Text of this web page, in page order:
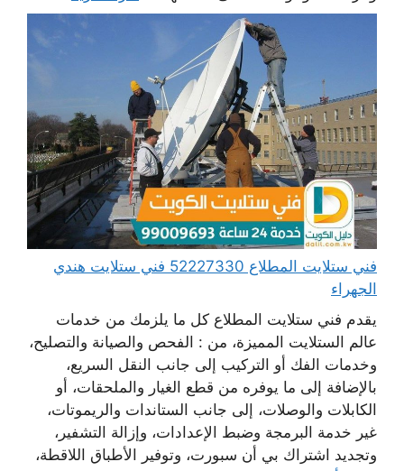
فني ستلايت المطلاع 52227330 فني ستلايت هندي
الجهراء
يقدم فني ستلايت المطلاع كل ما يلزمك من خدمات
عالم الستلايت المميزة، من : الفحص والصيانة والتصليح،
وخدمات الفك أو التركيب إلى جانب النقل السريع،
بالإضافة إلى ما يوفره من قطع الغيار والملحقات، أو
الكابلات والوصلات، إلى جانب الستاندات والريموتات،
غير خدمة البرمجة وضبط الإعدادات، وإزالة التشفير،
وتجديد اشتراك بي أن سبورت، وتوفير الأطباق اللاقطة،